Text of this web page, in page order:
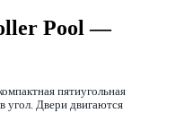
Pool —
пятиугольная
угол. Двери двигаются